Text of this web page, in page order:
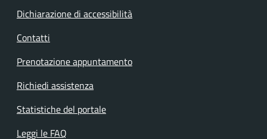
Dichiarazione di accessibilità
Contatti
Prenotazione appuntamento
Richiedi assistenza
Statistiche del portale
Leggi le FAQ